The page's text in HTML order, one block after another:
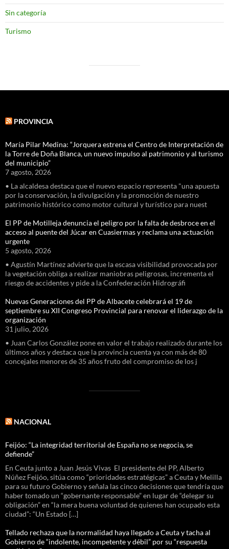
Sin categoría
Turismo
PROVINCIA
María Pilar Medina: “Jorquera estrena el Centro de Interpretación de
la Torre de Doña Blanca, un nuevo impulso al patrimonio y al turismo
del municipio”
7 agosto, 2026
• La alcaldesa destaca que el nuevo espacio representa "una apuesta
por la conservación, la divulgación y la promoción de nuestro
patrimonio histórico como motor cultural y turístico para nuest
El PP de Motilleja denuncia el peligro por la falta de desbroce en el
acceso al puente del Júcar en Cuasiermas y reclama una actuación
urgente
5 agosto, 2026
• Agustín Martínez advierte que la escasa visibilidad provocada por
la vegetación obliga a realizar maniobras peligrosas, incrementa el
riesgo de accidentes y pide a la Confederación Hidrográfi
Nuevas Generaciones del PP de Albacete celebrará el 19 de
septiembre su XII Congreso Provincial para renovar el liderazgo de la
organización
31 julio, 2026
• Juan Carlos González pone en valor el trabajo realizado durante los
últimos años y destaca que la provincia cuenta ya con más de 80
concejales menores de 35 años fruto del compromiso de los j
NACIONAL
Feijóo: “La integridad territorial de España no se negocia, se
defiende”
En Ceuta junto a Juan Jesús Vivas El presidente del PP, Alberto
Núñez Feijóo, sitúa como “prioridades estratégicas” a Ceuta y Melilla
para su futuro Gobierno y señala las cinco decisiones que tendría que
haber tomado un “gobernante responsable” en lugar de “delegar su
obligación” en “la mera buena voluntad de quienes han ocupado esta
ciudad”: “Un Estado […]
Tellado rechaza que la normalidad haya llegado a Ceuta y tacha al
Gobierno de “indolente, incompetente y débil” por su “respuesta